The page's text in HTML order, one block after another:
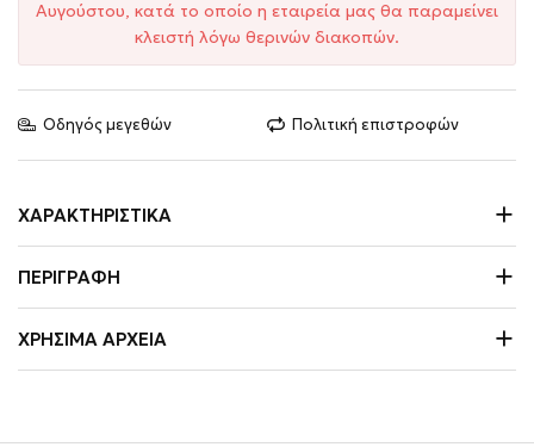
Αυγούστου, κατά το οποίο η εταιρεία μας θα παραμείνει
κλειστή λόγω θερινών διακοπών.
Οδηγός μεγεθών Πολιτική επιστροφών
ΧΑΡΑΚΤΗΡΙΣΤΙΚΆ
ΠΕΡΙΓΡΑΦΉ
ΧΡΉΣΙΜΑ ΑΡΧΕΊΑ